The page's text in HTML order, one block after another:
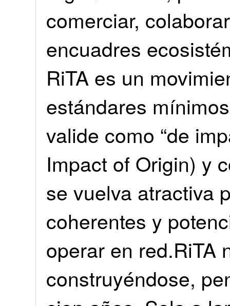
comerciar,
encuadres
RiTA es un
estándares
valide como “de
Impact of Origin) y
se vuelva atractiva
coherentes y
operar en red.RiTA
construyéndose,